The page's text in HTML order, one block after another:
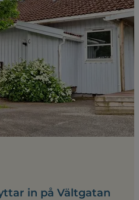
in på Vältgatan